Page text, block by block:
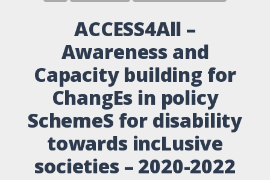
ACCESS4All –
Awareness and
Capacity building for
ChangEs in policy
SchemeS for disability
towards incLusive
societies – 2020-2022